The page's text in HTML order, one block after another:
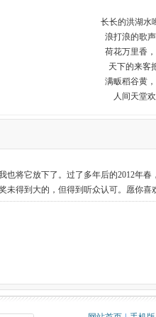
长长的洪湖水
浪打浪的歌
荷花万里香
天下的来客
满畈稻谷黄
人间天堂
也将它放下了。过了多年后的2012年春
未得到大的，但得到听众认可。愿你喜